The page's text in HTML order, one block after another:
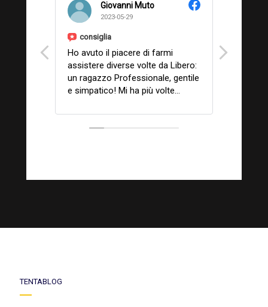
Giovanni Muto
2023-05-29
consiglia
Ho avuto il piacere di farmi
assistere diverse volte da Libero:
un ragazzo Professionale, gentile
e simpatico! Mi ha più volte
della stampante, da remoto,
collegandosi in maniera remota,
tenuto aggiornato in tutto il
avvertito fin da subito la serietà e
TENTABLOG